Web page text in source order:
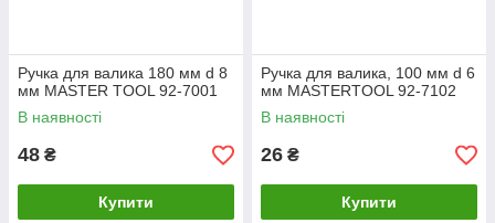
Ручка для валика 180 мм d 8
мм MASTER TOOL 92-7001
В наявності
48 ₴
Купити
Ручка для валика, 100 мм d 6
мм MASTERTOOL 92-7102
В наявності
26 ₴
Купити